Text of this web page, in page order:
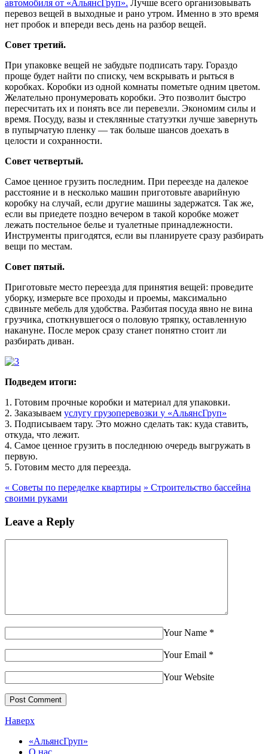
автомобиля от «АльянсГруп». Лучше всего организовывать
перевоз вещей в выходные и рано утром. Именно в это время
нет пробок и впереди весь день на разбор вещей.
Совет третий.
При упаковке вещей не забудьте подписать тару. Гораздо
проще будет найти по списку, чем вскрывать и рыться в
коробках. Коробки из одной комнаты пометьте одним цветом.
Желательно пронумеровать коробки. Это позволит быстро
пересчитать их и понять все ли перевезли. Экономим силы и
время. Посуду, вазы и стеклянные статуэтки лучше завернуть
в пупырчатую пленку — так больше шансов доехать в
целости и сохранности.
Совет четвертый.
Самое ценное грузить последним. При переезде на далекое
расстояние и в несколько машин приготовьте аварийную
коробку на случай, если другие машины задержатся. Так же,
если вы приедете поздно вечером в такой коробке может
лежать постельное белье и туалетные принадлежности.
Инструменты пригодятся, если вы планируете сразу разбирать
вещи по местам.
Совет пятый.
Приготовьте место переезда для принятия вещей: проведите
уборку, измерьте все проходы и проемы, максимально
сдвиньте мебель для удобства. Разбитая посуда явно не вина
грузчика, споткнувшегося о половую тряпку, оставленную
накануне. После мерок сразу станет понятно стоит ли
разбирать диван.
Подведем итоги:
1 . Готовим прочные коробки и материал для упаковки.
2. Заказываем услугу грузоперевозки у «АльянсГруп»
3. Подписываем тару. Это можно сделать так: куда ставить,
откуда, что лежит.
4. Самое ценное грузить в последнюю очередь выгружать в
первую.
5. Готовим место для переезда.
« Советы по переделке квартиры » Строительство бассейна
своими руками
Leave a Reply
Your Name *
Your Email *
Your Website
Наверх
«АльянсГруп»